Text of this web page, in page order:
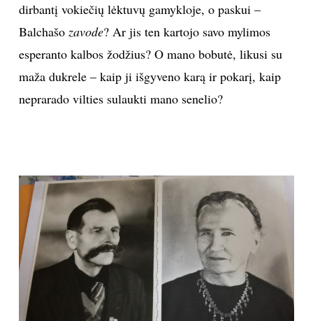
dirbantį vokiečių lėktuvų gamykloje, o paskui –
Balchašo zavode? Ar jis ten kartojo savo mylimos
esperanto kalbos žodžius? O mano bobutė, likusi su
maža dukrele – kaip ji išgyveno karą ir pokarį, kaip
neprarado vilties sulaukti mano senelio?